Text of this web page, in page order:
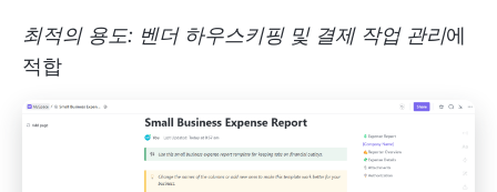
최적의 용도: 벤더 하우스키핑 및 결제 작업 관리에
적합